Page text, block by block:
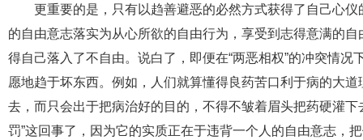
更重要的是，只有以趋善避恶的必然方式获得了自己心
的自由意志落实为从心所欲的自由行为，享受到志得意满的
得自己落入了不自由。说白了，即便在“两恶相权”的冲突情
愿地趋于坏东西。例如，人们就算懂得良药苦口利于病的大
去，而只会出于把病治好的目的，不得不皱着眉头把药硬灌
罚”这回事了，因为它的实质正在于违背一个人的自由意志，